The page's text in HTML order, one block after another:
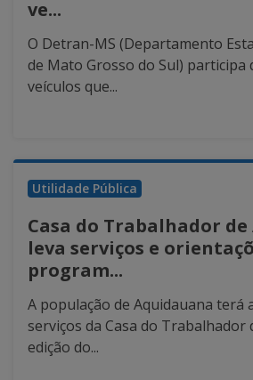
ve...
O Detran-MS (Departamento
de Mato Grosso do Sul) participa
veículos que...
Utilidade Pública
Casa do Trabalhador
leva serviços e
program...
A população de Aquidauana terá
serviços da Casa do
edição do...